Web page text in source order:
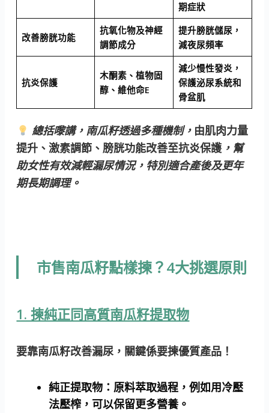
期症狀
改善膀胱功能
抗氧化物及神經
調節成分
提升膀胱儲尿，
減夜尿頻率
抗炎保護
木酮素、植物固
醇、維他命E
減少慢性發炎，
保護泌尿系統和
骨盆肌
總括嚟講，南瓜籽透過多種機制， 由肌肉力量
提升、激素調節、膀胱功能改善至抗炎保護 ，幫
助女性有效減輕漏尿情況，特別適合產後及更年
期長期調理。
市售南瓜籽點樣揀？4大挑選原則
1. 揀純正同高質南瓜籽提取物
要靠南瓜籽改善漏尿，關鍵係要揀優質產品！
純正提取物 ：原料萃取過程，例如用冷壓
法壓榨，可以保留更多營養。